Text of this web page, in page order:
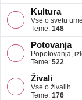
Kultura
Vse o svetu
Teme: 148
Potovanja
Popotovanja,
Teme: 522
Živali
Vse o živalih.
Teme: 176